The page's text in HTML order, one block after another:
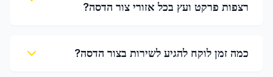
רצפות פרקט ועץ בכל אזורי צור הדסה?
כמה זמן לוקח להגיע לשירות בצור הדסה?